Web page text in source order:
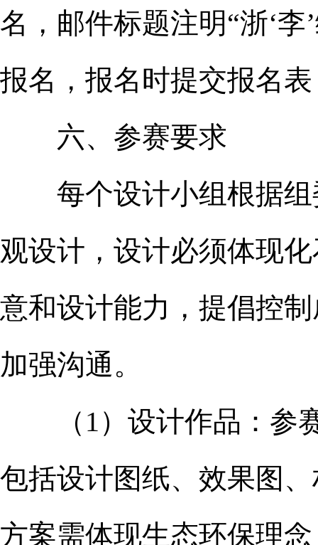
名，邮件标题注明“浙‘李
报名，报名时提交报名表
六、参赛要求
每个设计小组根据组
观设计，设计必须体现
意和设计能力，提倡控
加强沟通。
（1）设计作品：参赛
包括设计图纸、效果图
方案需体现生态环保理